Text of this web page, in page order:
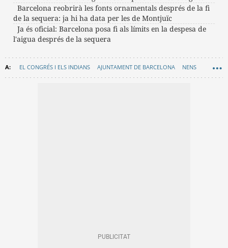
Barcelona reobrirà les fonts ornamentals després de la fi
de la sequera: ja hi ha data per les de Montjuïc
Ja és oficial: Barcelona posa fi als límits en la despesa de
l'aigua després de la sequera
EL CONGRÉS I ELS INDIANS AJUNTAMENT DE BARCELONA NENS